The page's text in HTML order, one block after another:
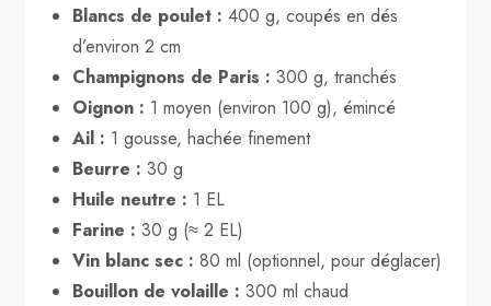
Blancs de poulet : 400 g, coupés en dés
d’environ 2 cm
Champignons de Paris : 300 g, tranchés
Oignon : 1 moyen (environ 100 g), émincé
Ail : 1 gousse, hachée finement
Beurre : 30 g
Huile neutre : 1 EL
Farine : 30 g (≈ 2 EL)
Vin blanc sec : 80 ml (optionnel, pour déglacer)
Bouillon de volaille : 300 ml chaud